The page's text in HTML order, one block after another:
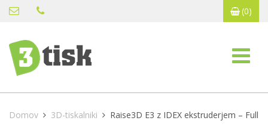
(0)
Domov 3D-tiskalniki Raise3D E3 z IDEX ekstruderjem – Full